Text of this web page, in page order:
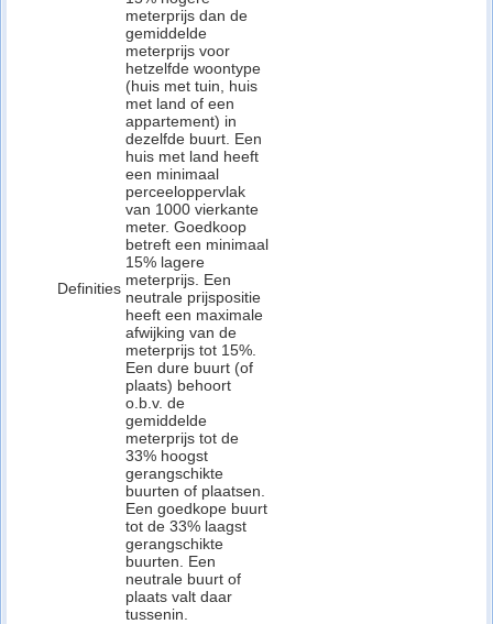
Definities
meterprijs dan de
gemiddelde
meterprijs voor
hetzelfde woontype
(huis met tuin, huis
met land of een
appartement) in
dezelfde buurt. Een
huis met land heeft
een minimaal
perceeloppervlak
van 1000 vierkante
meter. Goedkoop
betreft een minimaal
15% lagere
meterprijs. Een
neutrale prijspositie
heeft een maximale
afwijking van de
meterprijs tot 15%.
Een dure buurt (of
plaats) behoort
o.b.v. de
gemiddelde
meterprijs tot de
33% hoogst
gerangschikte
buurten of plaatsen.
Een goedkope buurt
tot de 33% laagst
gerangschikte
buurten. Een
neutrale buurt of
plaats valt daar
tussenin.